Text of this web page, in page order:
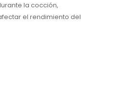
la cocción,
el rendimiento del